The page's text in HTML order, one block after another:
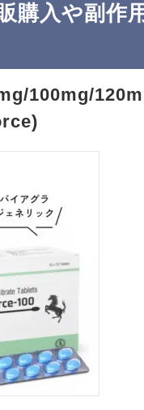
購入や副作
100mg/120m